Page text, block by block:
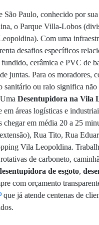
Paulo, conhecido por
o Parque Villa-Lobos
Com uma
desafios específicos
cerâmica e PVC de
juntas. Para os moradores,
ou ralo significa não
Desentupidora na Vila
áreas logísticas e
em média 20 a 25
Rua Tito, Rua
Vila Leopoldina.
de carboneto,
de esgoto,
com orçamento
que já atende centenas de